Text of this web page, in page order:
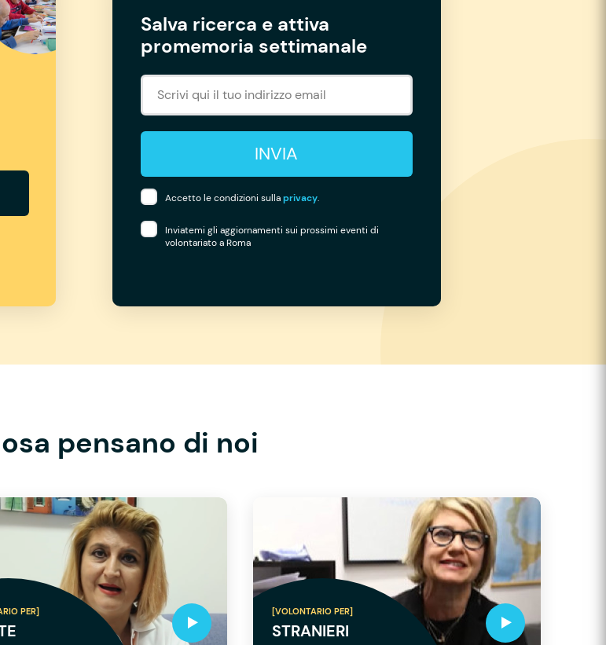
Salva ricerca e attiva
promemoria settimanale
INVIA
Accetto le condizioni sullaprivacy.
Inviatemi gli aggiornamenti sui prossimi eventi di
volontariato a Roma
pensano di noi
PER] [VOLONTARIO PER]
STRANIERI